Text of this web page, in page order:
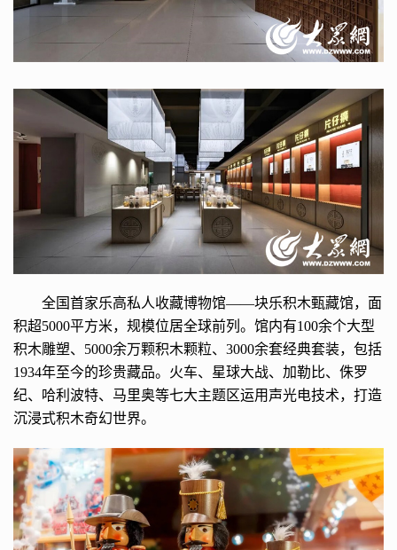
全国首家乐高私人收藏博物馆——块乐积木甄藏馆，面
积超5000平方米，规模位居全球前列。馆内有100余个大型
积木雕塑、5000余万颗积木颗粒、3000余套经典套装，包括
1934年至今的珍贵藏品。火车、星球大战、加勒比、侏罗
纪、哈利波特、马里奥等七大主题区运用声光电技术，打造
沉浸式积木奇幻世界。